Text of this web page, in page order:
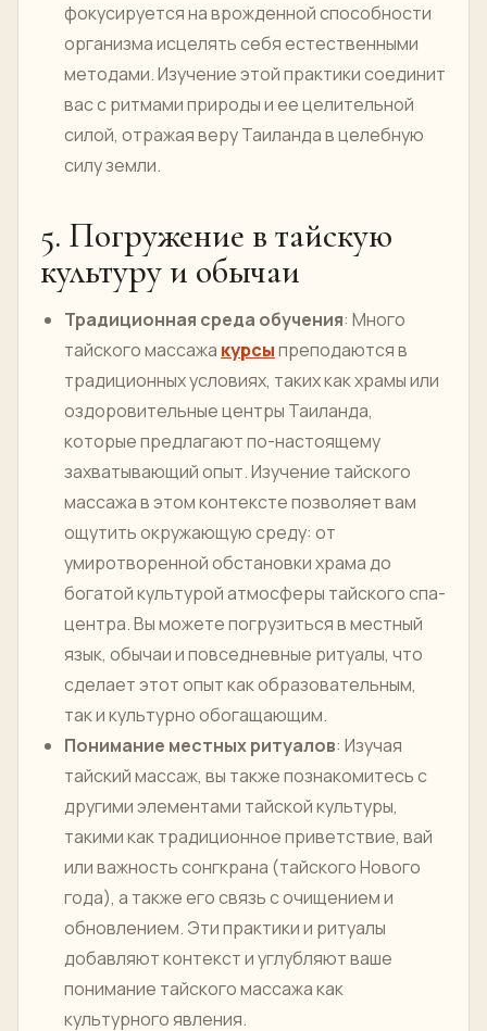
фокусируется на врожденной способности
организма исцелять себя естественными
методами. Изучение этой практики соединит
вас с ритмами природы и ее целительной
силой, отражая веру Таиланда в целебную
силу земли.
5. Погружение в тайскую
культуру и обычаи
Традиционная среда обучения: Много
тайского массажа курсыпреподаются в
традиционных условиях, таких как храмы или
оздоровительные центры Таиланда,
которые предлагают по-настоящему
захватывающий опыт. Изучение тайского
массажа в этом контексте позволяет вам
ощутить окружающую среду: от
умиротворенной обстановки храма до
богатой культурой атмосферы тайского спа-
центра. Вы можете погрузиться в местный
язык, обычаи и повседневные ритуалы, что
сделает этот опыт как образовательным,
так и культурно обогащающим.
Понимание местных ритуалов: Изучая
тайский массаж, вы также познакомитесь с
другими элементами тайской культуры,
такими как традиционное приветствие, вай
или важность сонгкрана (тайского Нового
года), а также его связь с очищением и
обновлением. Эти практики и ритуалы
добавляют контекст и углубляют ваше
понимание тайского массажа как
культурного явления.